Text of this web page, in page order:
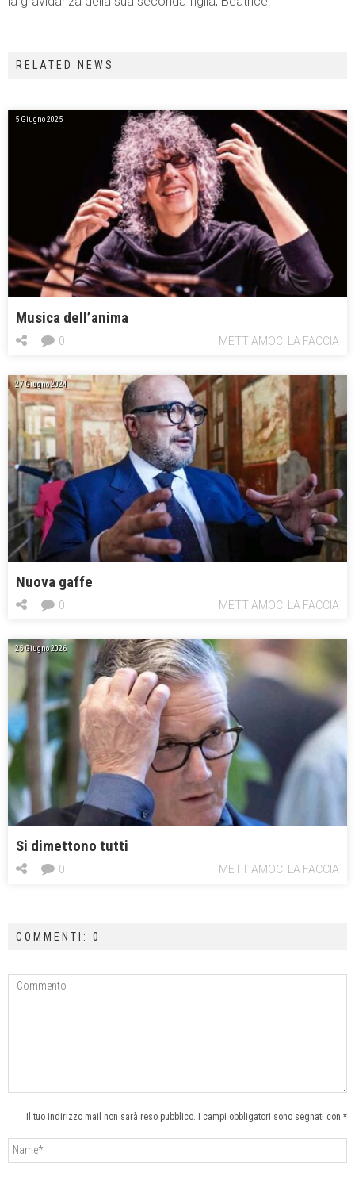
RELATED NEWS
5 Giugno 2025
Musica dell’anima
METTIAMOCI LA FACCIA
0
27 Giugno 2024
Nuova gaffe
METTIAMOCI LA FACCIA
0
25 Giugno 2026
Si dimettono tutti
METTIAMOCI LA FACCIA
0
COMMENTI: 0
Il tuo indirizzo mail non sarà reso pubblico. I campi obbligatori sono segnati con *